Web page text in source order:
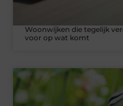
Woonwijken die tegelijk
voor op wat komt